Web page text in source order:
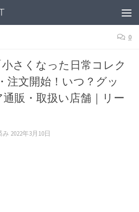
0
さくなった日常コレク
注文開始！いつ？グッ
販・取扱い店舗｜リー
み 2022年3月10日